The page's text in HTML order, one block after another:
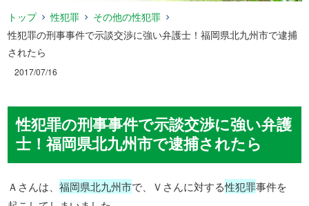
トップ 性犯罪
その他の性犯罪
性犯罪の刑事事件で示談交渉に強い弁護士！福岡県北九州市で逮捕
されたら
2017/07/16
性犯罪の刑事事件で示談交渉に強い弁護
士！福岡県北九州市で逮捕されたら
Ａさんは、福岡県北九州市で、Ｖさんに対する性犯罪事件を